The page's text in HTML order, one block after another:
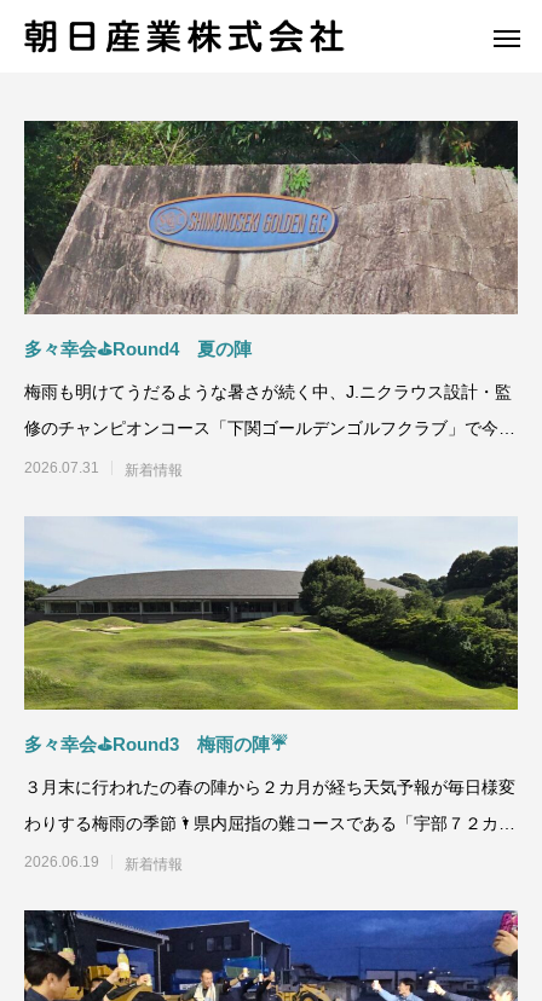
多々幸会⛳Round4 夏の陣
梅雨も明けてうだるような暑さが続く中、J.ニクラウス設計・監
修のチャンピオンコース「下関ゴールデンゴルフクラブ」で今年
の第４
2026.07.31 新着情報
多々幸会⛳Round3 梅雨の陣☔
３月末に行われたの春の陣から２カ月が経ち天気予報が毎日様変
わりする梅雨の季節🌂県内屈指の難コースである「宇部７２カン
トリークラブ江畑
2026.06.19 新着情報